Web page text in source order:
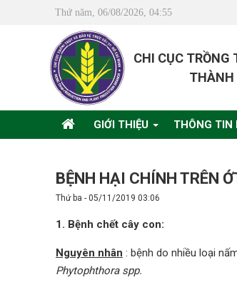
Thứ năm, 06/08/2026, 04:55
CHI CỤC TRỒNG
THÀNH
GIỚI THIỆU THÔNG TIN
BỆNH HẠI CHÍNH TRÊN
Thứ ba - 05/11/2019 03:06
1. Bệnh chết cây con:
Nguyên nhân : bệnh do nhiều loại
Phytophthora spp.